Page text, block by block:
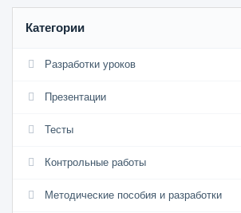
Категории
Разработки уроков
Презентации
Тесты
Контрольные работы
Методические пособия и разработки